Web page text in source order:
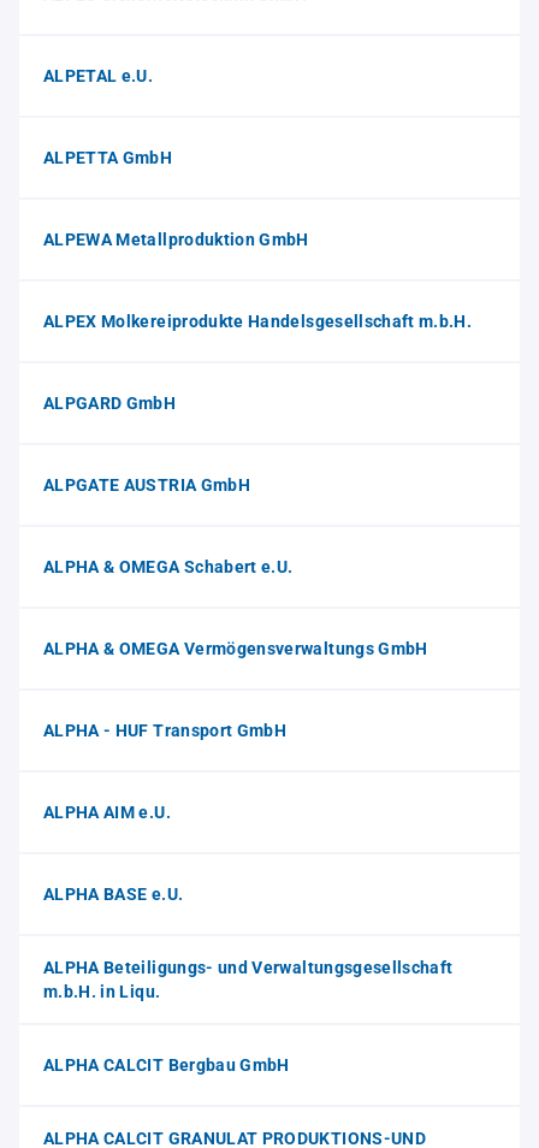
ALPETAL e.U.
ALPETTA GmbH
ALPEWA Metallproduktion GmbH
ALPEX Molkereiprodukte Handelsgesellschaft m.b.H.
ALPGARD GmbH
ALPGATE AUSTRIA GmbH
ALPHA & OMEGA Schabert e.U.
ALPHA & OMEGA Vermögensverwaltungs GmbH
ALPHA - HUF Transport GmbH
ALPHA AIM e.U.
ALPHA BASE e.U.
ALPHA Beteiligungs- und Verwaltungsgesellschaft
m.b.H. in Liqu.
ALPHA CALCIT Bergbau GmbH
ALPHA CALCIT GRANULAT PRODUKTIONS-UND